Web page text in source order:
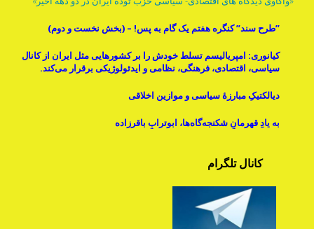
”طرح سند” کنگره هفتم یک گام به پس! – (بخش نخست و دوم)
کیانوری: امپریالیسم تسلط خودش را بر کشورهایی مثل ایران از کانال
سیاسی، اقتصادی، فرهنگی، نظامی و ایدئولوژیکی برقرار می‌کند.
دیالکتیکِ مبارزۀ سیاسی و موازینِ اخلاقی
به یادِ قهرمانِ شکنجه‌گاه‌ها، ابوترابِ باقرزاده
کانال تلگرام